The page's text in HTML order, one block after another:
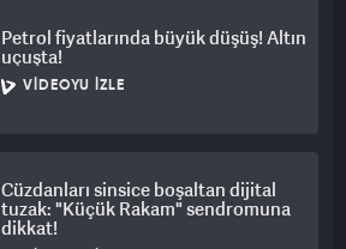
Petrol fiyatlarında büyük düşüş! Altın
uçuşta!
VIDEOYU İZLE
Cüzdanları sinsice boşaltan dijital
tuzak: "Küçük Rakam" sendromuna
dikkat!